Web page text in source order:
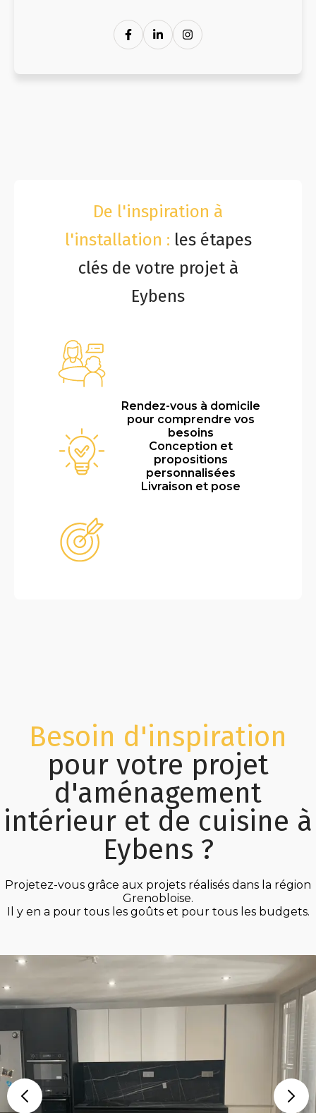
De l'inspiration à
l'installation : les étapes
clés de votre projet à
Eybens
Rendez-vous à domicile
pour comprendre vos
besoins
Conception et
propositions
personnalisées
Livraison et pose
Besoin d'inspiration
pour votre projet
d'aménagement
intérieur et de cuisine à
Eybens ?
Projetez-vous grâce aux projets réalisés dans la région
Grenobloise.
Il y en a pour tous les goûts et pour tous les budgets.